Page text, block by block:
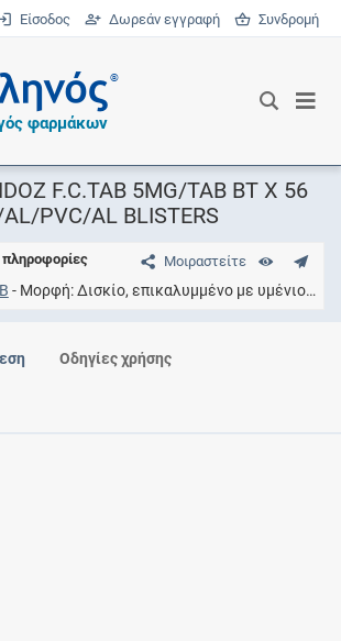
Είσοδος Δωρεάν εγγραφή Συνδρομή
®
φαρμάκων
F.C.TAB 5MG/TAB BT X 56
PVC/AL BLISTERS
Μοιραστείτε
Μορφή Δισκίο, επικαλυμμένο με υμένιο
Οδηγίες χρήσης